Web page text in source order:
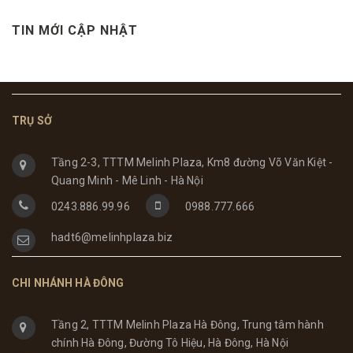
TIN MỚI CẬP NHẬT
TRỤ SỞ
Tầng 2-3, TTTM Melinh Plaza, Km8 đường Võ Văn Kiệt -
Quang Minh - Mê Linh - Hà Nội
0243.886.99.96 0988.777.666
hadt6@melinhplaza.biz
CHI NHÁNH HÀ ĐÔNG
Tầng 2, TTTM Melinh Plaza Hà Đông, Trung tâm hành
chính Hà Đông, Đường Tô Hiệu, Hà Đông, Hà Nội